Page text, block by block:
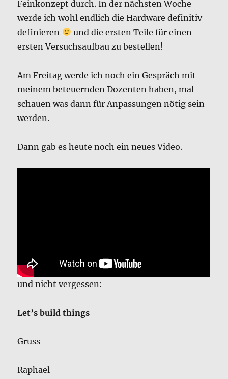
Feinkonzept durch. In der nächsten Woche
werde ich wohl endlich die Hardware definitiv
definieren
und die ersten Teile für einen
ersten Versuchsaufbau zu bestellen!
Am Freitag werde ich noch ein Gespräch mit
meinem beteuernden Dozenten haben, mal
schauen was dann für Anpassungen nötig sein
werden.
Dann gab es heute noch ein neues Video.
und nicht vergessen:
Let’s build things
Gruss
Raphael